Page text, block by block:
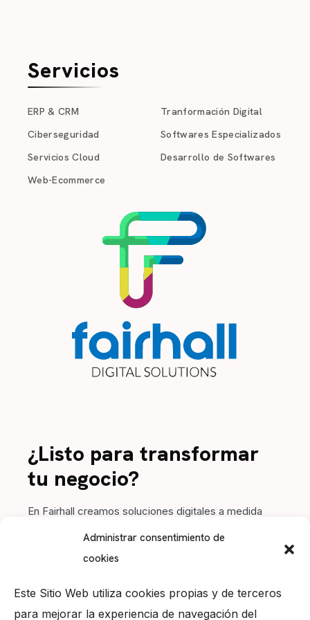
Administrar consentimiento de
cookies
Este Sitio Web utiliza cookies propias y de terceros
para mejorar la experiencia de navegación del
Servicios
ERP & CRM
Ciberseguridad
Servicios Cloud
Web-Ecommerce
Tranformación Digital
Softwares Especializados
Desarrollo de Softwares
¿Listo para transformar
tu negocio?
En Fairhall creamos soluciones digitales a medida